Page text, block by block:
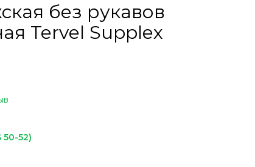
без рукавов
Tervel Supplex
50-52)